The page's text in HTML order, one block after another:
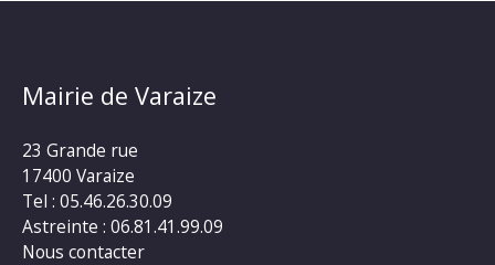
Mairie de Varaize
23 Grande rue
17400 Varaize
Tel : 05.46.26.30.09
Astreinte : 06.81.41.99.09
Nous contacter